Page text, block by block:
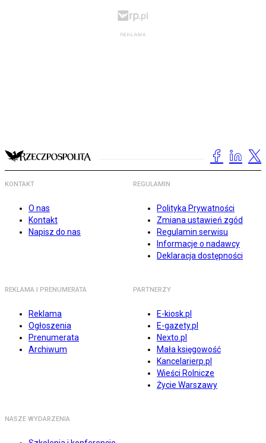
KONTAKT
O nas
Kontakt
Napisz do nas
REGULAMIN
Polityka Prywatności
Zmiana ustawień zgód
Regulamin serwisu
Informacje o nadawcy
Deklaracja dostępności
REKLAMA I PRENUMERATA
Reklama
Ogłoszenia
Prenumerata
Archiwum
PARTNERZY
E-kiosk.pl
E-gazety.pl
Nexto.pl
Mała księgowość
Kancelarierp.pl
Wieści Rolnicze
Życie Warszawy
NASZE WYDARZENIA